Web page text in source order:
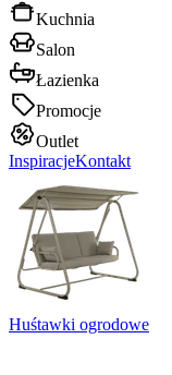
Kuchnia
Salon
Łazienka
Promocje
Outlet
InspiracjeKontakt
Huśtawki ogrodowe